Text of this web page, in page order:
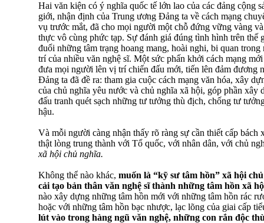
Hai văn kiện có ý nghĩa quốc tế lớn lao của các đảng cộng
giới, nhận định của Trung ương Đảng ta về cách mạng
vụ trước mắt, đã cho mọi người một chỗ đứng vững vàng
thực vô cùng phức tạp. Sự đánh giá đúng tình hình trên thế
đuổi những tâm trạng hoang mang, hoài nghi, bi quan
trí của nhiều văn nghệ sĩ. Một sức phấn khởi cách mạng
đưa mọi người lên vị trí chiến đấu mới, tiến lên đảm đương
Đảng ta đã đề ra: tham gia cuộc cách mạng văn hóa, xây
của chủ nghĩa yêu nước và chủ nghĩa xã hội, góp phần xây
đấu tranh quét sạch những tư tưởng thù địch, chống tư
hậu.
Và mỗi người càng nhận thấy rõ ràng sự cần thiết cấp bách
thật lòng trung thành với Tổ quốc, với nhân dân, với chủ
xã hội chủ nghĩa.
Không thể nào khác, muốn là “kỹ sư tâm hồn” xã hội
cải tạo bản thân văn nghệ sĩ thành những tâm hồn xã
nào xây dựng những tâm hồn mới với những tâm hồn rác
hoặc với những tâm hồn bạc nhược, lạc lõng của giai cấp
lút vào trong hàng ngũ văn nghệ, những con rắn độc